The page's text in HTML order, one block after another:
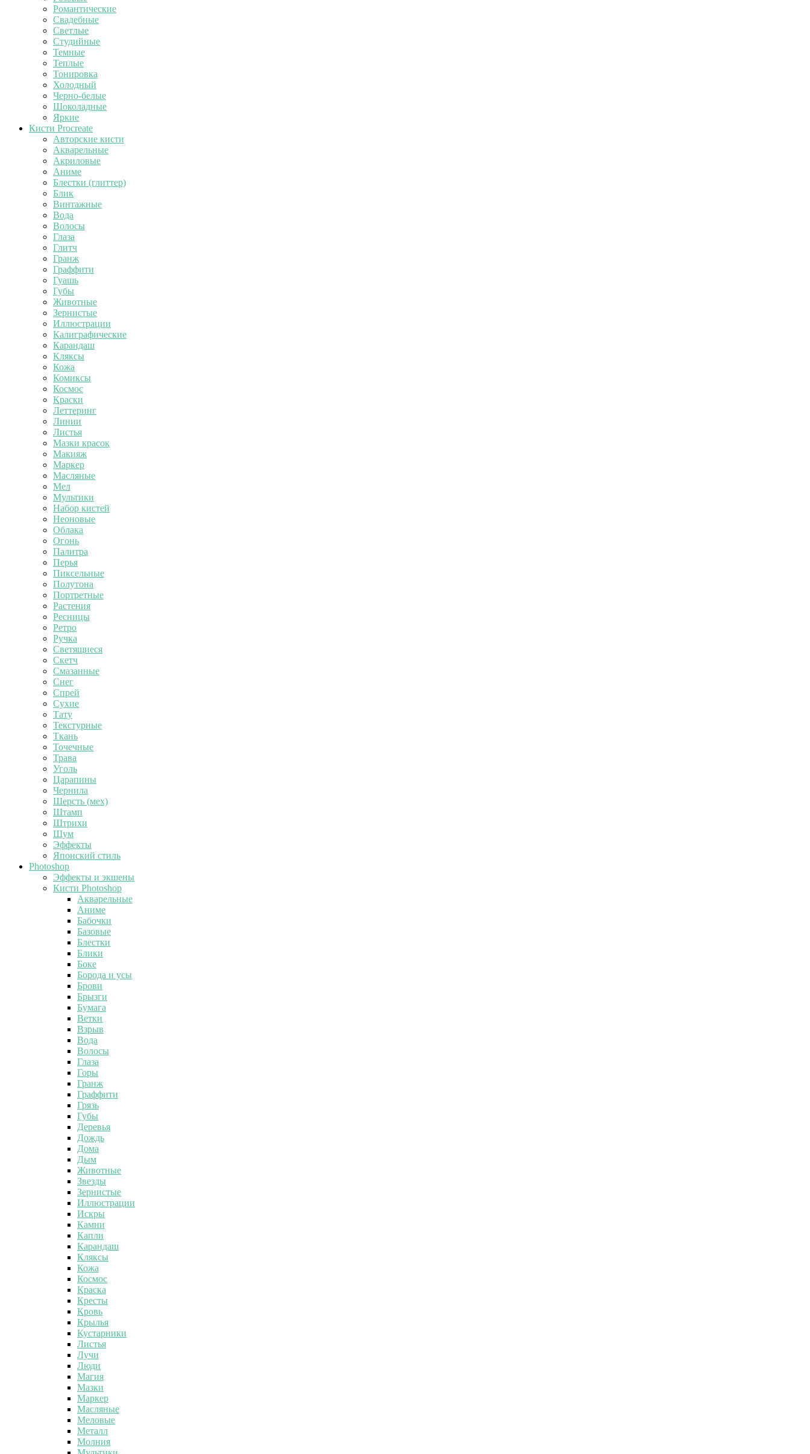
Романтические
Свадебные
Светлые
Студийные
Темные
Теплые
Тонировка
Холодный
Черно-белые
Шоколадные
Яркие
Кисти Procreate
Авторские кисти
Акварельные
Акриловые
Аниме
Блестки (глиттер)
Блик
Винтажные
Вода
Волосы
Глаза
Глитч
Гранж
Граффити
Гуашь
Губы
Животные
Зернистые
Иллюстрации
Калиграфические
Карандаш
Кляксы
Кожа
Комиксы
Космос
Краски
Леттеринг
Линии
Листья
Мазки красок
Макияж
Маркер
Масляные
Мел
Мультики
Набор кистей
Неоновые
Облака
Огонь
Палитра
Перья
Пиксельные
Полутона
Портретные
Растения
Ресницы
Ретро
Ручка
Светящиеся
Скетч
Смазанные
Снег
Спрей
Сухие
Тату
Текстурные
Ткань
Точечные
Трава
Уголь
Царапины
Чернила
Шерсть (мех)
Штамп
Штрихи
Шум
Эффекты
Японский стиль
Photoshop
Эффекты и экшены
Кисти Photoshop
Акварельные
Аниме
Бабочки
Базовые
Блестки
Блики
Боке
Борода и усы
Брови
Брызги
Бумага
Ветки
Взрыв
Вода
Волосы
Глаза
Горы
Гранж
Граффити
Грязь
Губы
Деревья
Дождь
Дома
Дым
Животные
Звезды
Зернистые
Иллюстрации
Искры
Камни
Капли
Карандаш
Кляксы
Кожа
Космос
Краска
Кресты
Кровь
Крылья
Кустарники
Листья
Лучи
Люди
Магия
Мазки
Маркер
Масляные
Меловые
Металл
Молния